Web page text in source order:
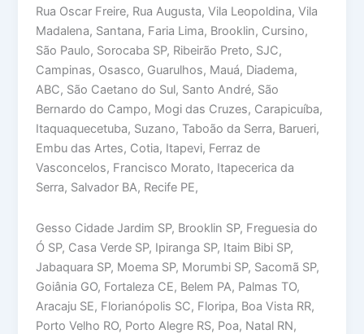
Rua Oscar Freire, Rua Augusta, Vila Leopoldina, Vila
Madalena, Santana, Faria Lima, Brooklin, Cursino,
São Paulo, Sorocaba SP, Ribeirão Preto, SJC,
Campinas, Osasco, Guarulhos, Mauá, Diadema,
ABC, São Caetano do Sul, Santo André, São
Bernardo do Campo, Mogi das Cruzes, Carapicuíba,
Itaquaquecetuba, Suzano, Taboão da Serra, Barueri,
Embu das Artes, Cotia, Itapevi, Ferraz de
Vasconcelos, Francisco Morato, Itapecerica da
Serra, Salvador BA, Recife PE,
Gesso Cidade Jardim SP, Brooklin SP, Freguesia do
Ó SP, Casa Verde SP, Ipiranga SP, Itaim Bibi SP,
Jabaquara SP, Moema SP, Morumbi SP, Sacomã SP,
Goiânia GO, Fortaleza CE, Belem PA, Palmas TO,
Aracaju SE, Florianópolis SC, Floripa, Boa Vista RR,
Porto Velho RO, Porto Alegre RS, Poa, Natal RN,